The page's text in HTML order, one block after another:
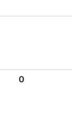
0